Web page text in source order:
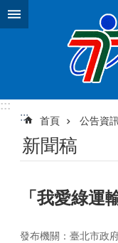
跳到主要內容區塊
:::
:::
首頁 公告資
新聞稿
「我愛綠運
發布機關：臺北市政